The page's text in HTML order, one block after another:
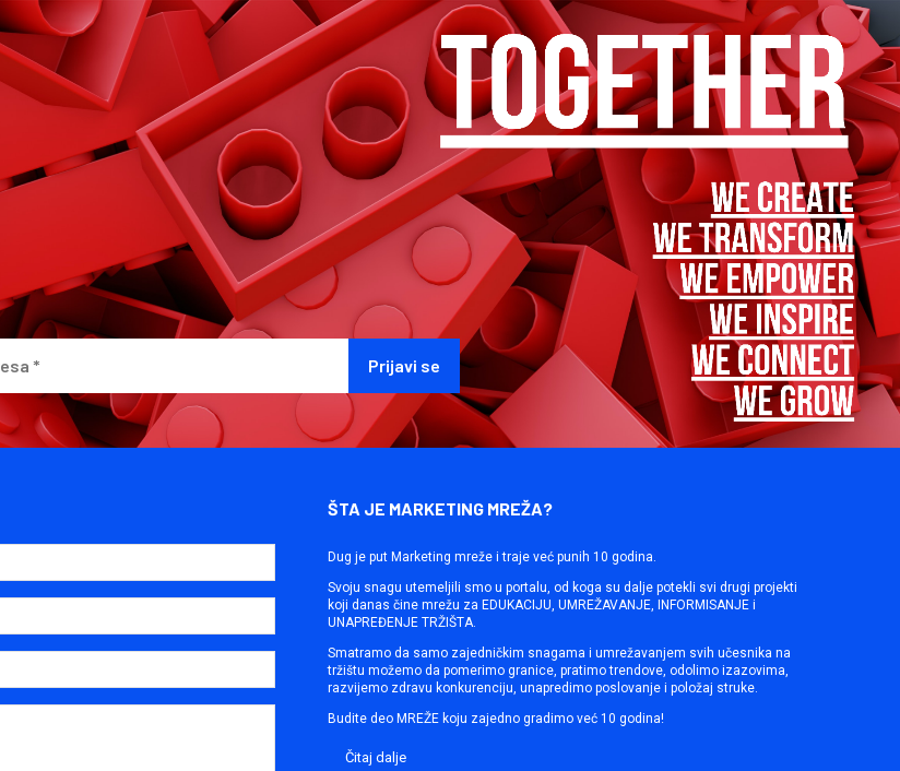
ŠTA JE MARKETING MREŽA?
Dug je put Marketing mreže i traje već punih 10 godina.
Svoju snagu utemeljili smo u portalu, od koga su dalje potekli svi drugi projekti
koji danas čine mrežu za EDUKACIJU, UMREŽAVANJE, INFORMISANJE i
UNAPREĐENJE TRŽIŠTA.
Smatramo da samo zajedničkim snagama i umrežavanjem svih učesnika na
tržištu možemo da pomerimo granice, pratimo trendove, odolimo izazovima,
razvijemo zdravu konkurenciju, unapredimo poslovanje i položaj struke.
Budite deo MREŽE koju zajedno gradimo već 10 godina!
Čitaj dalje